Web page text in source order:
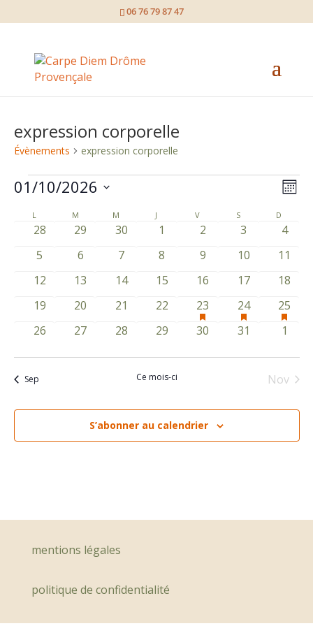
06 76 79 87 47
expression corporelle
Évènements expression corporelle
Évènements
par
Mois
01/10/2026
Calendrier
Évènements
LLUNDI M M MERCREDIJ VVENDREDI SSAMEDI D
0
28
0
29
0
30
01
0
2
0
3
0
4
0
5
0
6
0
7
0
8
0
9
010
011
012
013
014
015
016
017
018
019
0
20
0
21
0
évènements
22
1
évènement
23has
featured
évènements
1
évènement
24
has
featured
évènements
1
25has
0
26
0
27
0
28
0
29
0
30
0
31
01
Sep Ce mois-ci Nov
S’abonner au calendrier
mentions légales
politique de confidentialité